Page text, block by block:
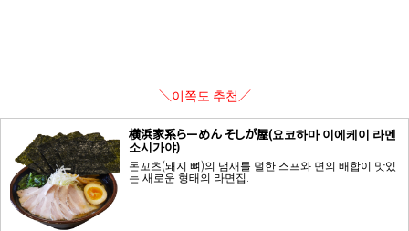
＼이쪽도 추천／
横浜家系らーめん そしが屋(요코하마 이에케이 라멘
소시가야)
돈꼬츠(돼지 뼈)의 냄새를 덜한 스프와 면의 배합이 맛있
는 새로운 형태의 라면집.